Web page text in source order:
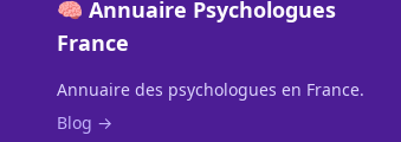
🧠 Annuaire Psychologues
France
Annuaire des psychologues en France.
Blog →